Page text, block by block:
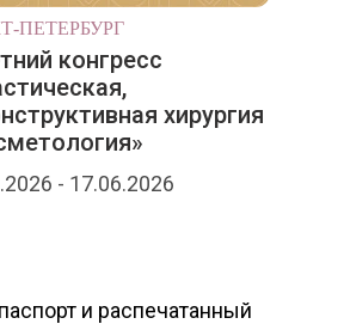
ПЕТЕРБУРГ
конгресс
хирургия
- 17.06.2026
и распечатанный